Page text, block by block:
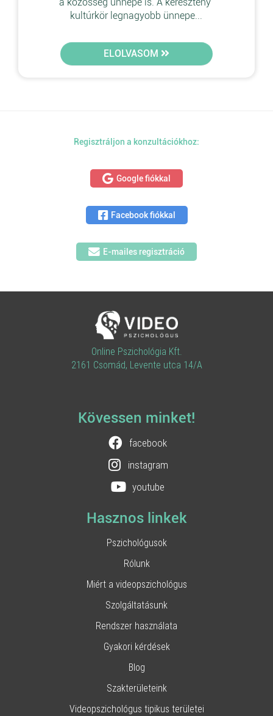
a közösség ünnepe is. A keresztény
kultúrkör legnagyobb ünnepe...
ELOLVASOM
Regisztráljon a konzultációkhoz:
Google fiókkal
Facebook fiókkal
E-mailes regisztráció
Online Pszichológia Kft.
2161 Csomád, Levente utca 14/A
Kövessen minket!
facebook
instagram
youtube
Hasznos linkek
Pszichológusok
Rólunk
Miért a videopszichológus
Szolgáltatásunk
Rendszer használata
Gyakori kérdések
Blog
Szakterületeink
Videopszichológus tipikus területei